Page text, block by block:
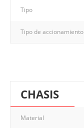
Tipo
Tipo de accionamiento
CHASIS
Material